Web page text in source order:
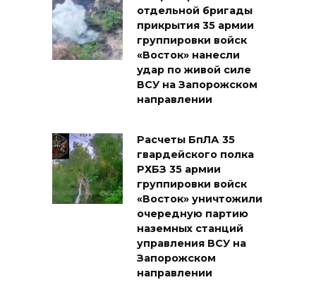
отдельной бригады
прикрытия 35 армии
группировки войск
«Восток» нанесли
удар по живой силе
ВСУ на Запорожском
направлении
Расчеты БпЛА 35
гвардейского полка
РХБЗ 35 армии
группировки войск
«Восток» уничтожили
очередную партию
наземных станций
управления ВСУ на
Запорожском
направлении